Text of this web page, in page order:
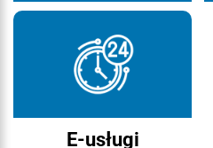
E-usługi